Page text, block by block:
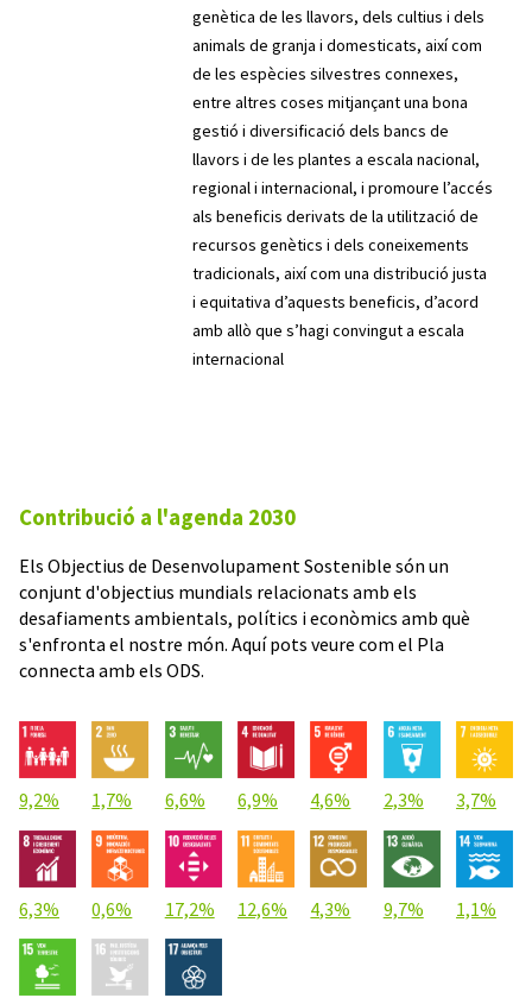
genètica de les llavors, dels cultius i dels
animals de granja i domesticats, així com
de les espècies silvestres connexes,
entre altres coses mitjançant una bona
gestió i diversificació dels bancs de
llavors i de les plantes a escala nacional,
regional i internacional, i promoure l’accés
als beneficis derivats de la utilització de
recursos genètics i dels coneixements
tradicionals, així com una distribució justa
i equitativa d’aquests beneficis, d’acord
amb allò que s’hagi convingut a escala
internacional
Contribució a l'agenda 2030
Els Objectius de Desenvolupament Sostenible són un
conjunt d'objectius mundials relacionats amb els
desafiaments ambientals, polítics i econòmics amb què
s'enfronta el nostre món. Aquí pots veure com el Pla
connecta amb els ODS.
9,2% 1,7% 6,6% 6,9% 4,6% 2,3% 3,7%
6,3% 0,6% 17,2% 12,6% 4,3% 9,7% 1,1%